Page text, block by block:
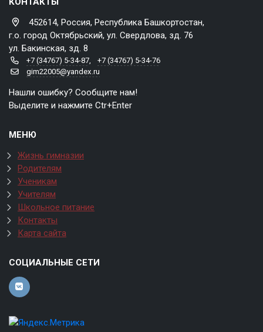
452614, Россия, Республика Башкортостан,
г.о. город Октябрьский, ул. Свердлова, зд. 76
ул. Бакинская, зд. 8
+7 (34767) 5-34-87,
+7 (34767) 5-34-76
gim22005@yandex.ru
Нашли ошибку? Сообщите нам!
Выделите и нажмите Ctr+Enter
МЕНЮ
Жизнь гимназии
Родителям
Ученикам
Учителям
Школьное питание
Контакты
Карта сайта
СОЦИАЛЬНЫЕ СЕТИ